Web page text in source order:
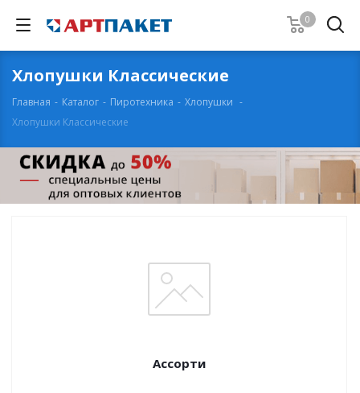
0
Хлопушки Классические
Главная - Каталог - Пиротехника - Хлопушки -
Хлопушки Классические
Ассорти